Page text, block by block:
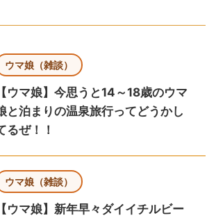
ウマ娘（雑談）
【ウマ娘】今思うと14～18歳のウマ
と泊まりの温泉旅行ってどうかし
るぜ！！
ウマ娘（雑談）
【ウマ娘】新年早々ダイイチルビー